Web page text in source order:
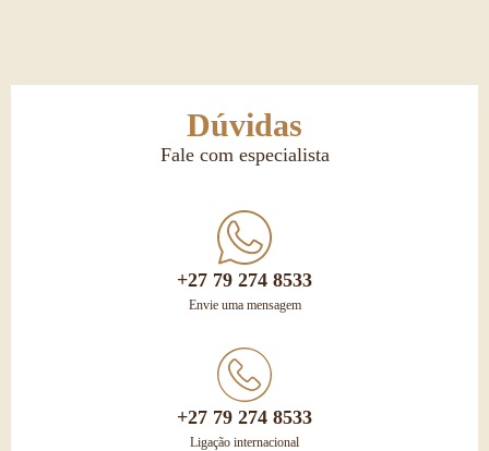
Dúvidas
Fale com especialista
+27 79 274 8533
Envie uma mensagem
+27 79 274 8533
Ligação internacional